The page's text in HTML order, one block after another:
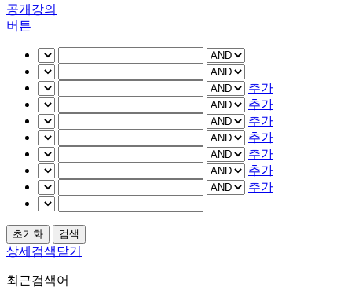
공개강의
버튼
추가
추가
추가
추가
추가
추가
추가
상세검색닫기
최근검색어